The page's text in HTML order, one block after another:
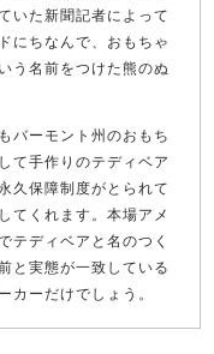
いた新聞記者によって
にちなんで、おもちゃ
う名前をつけた熊のぬ
バーモント州のおもち
て手作りのテディベア
久保障制度がとられて
てくれます。本場アメ
テディベアと名のつく
と実態が一致している
カーだけでしょう。